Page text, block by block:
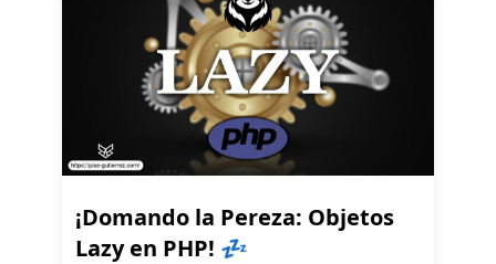
¡Domando la Pereza: Objetos
Lazy en PHP! 💤